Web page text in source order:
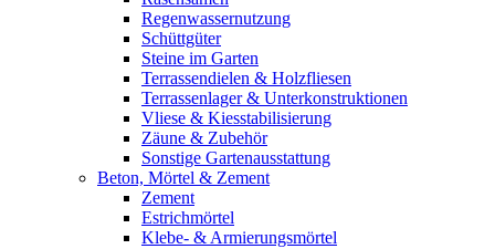
Regenwassernutzung
Schüttgüter
Steine im Garten
Terrassendielen & Holzfliesen
Terrassenlager & Unterkonstruktionen
Vliese & Kiesstabilisierung
Zäune & Zubehör
Sonstige Gartenausstattung
Beton, Mörtel & Zement
Zement
Estrichmörtel
Klebe- & Armierungsmörtel